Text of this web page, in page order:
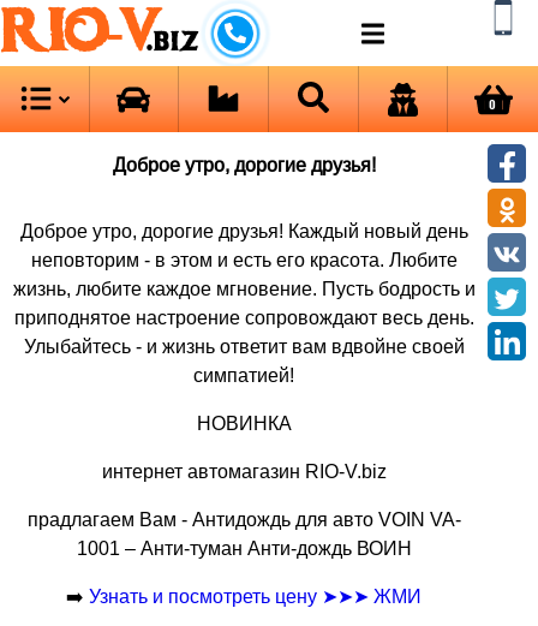
RIO-V.biz
0
Доброе утро, дорогие друзья!
Доброе утро, дорогие друзья! Каждый новый день
неповторим - в этом и есть его красота. Любите
жизнь, любите каждое мгновение. Пусть бодрость и
приподнятое настроение сопровождают весь день.
Улыбайтесь - и жизнь ответит вам вдвойне своей
симпатией!
НОВИНКА
интернет автомагазин RIO-V.biz
прадлагаем Вам - Антидождь для авто VOIN VA-
1001 – Анти-туман Анти-дождь ВОИН
➡️Узнать и посмотреть цену ➤➤➤ ЖМИ